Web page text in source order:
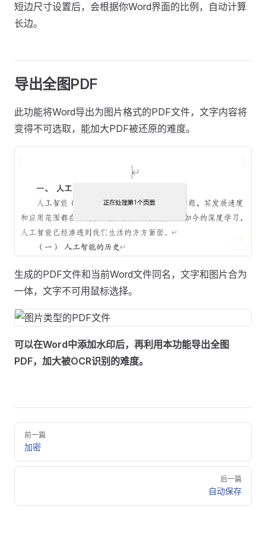
短边尺寸设置后，会根据你Word界面的比例，自动计算
长边。
导出全图PDF
此功能将Word导出为图片格式的PDF文件，文字内容将
变得不可选取，能加大PDF被还原的难度。
生成的PDF文件和当前Word文件同名，文字和图片合为
一体，文字不可用鼠标选择。
可以在Word中添加水印后，再利用本功能导出全图
PDF，加大被OCR识别的难度。
Pager
前一篇
加密
后一篇
自动保存